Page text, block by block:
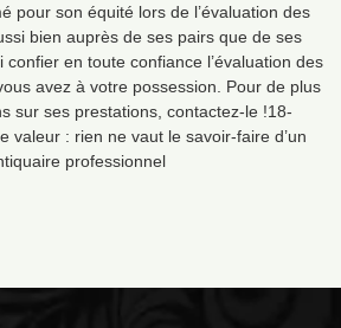
pour son équité lors de l’évaluation des
bien auprès de ses pairs que de ses
confier en toute confiance l’évaluation des
avez à votre possession. Pour de plus
sur ses prestations, contactez-le !18-
valeur : rien ne vaut le savoir-faire d’un
professionnel